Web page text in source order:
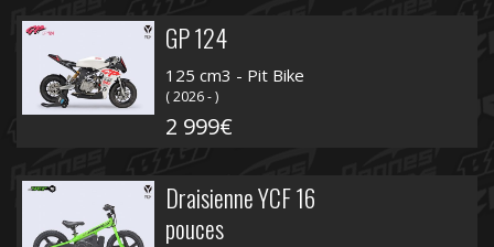
GP 124
125 cm3 - Pit Bike
( 2026 - )
2 999€
Draisienne YCF 16
pouces